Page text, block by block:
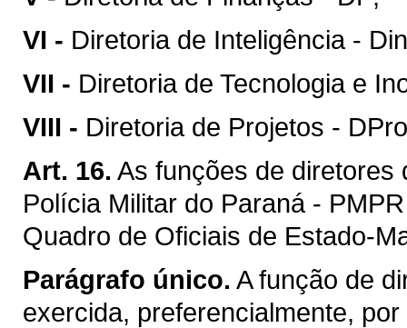
VI - Diretoria de Inteligência -
VII - Diretoria de Tecnologia e
VIII - Diretoria de Projetos -
Art. 16. As funções de diretores
Polícia Militar do Paraná -
Quadro de Oficiais de Estado-
Parágrafo único. A função de
exercida, preferencialmente,